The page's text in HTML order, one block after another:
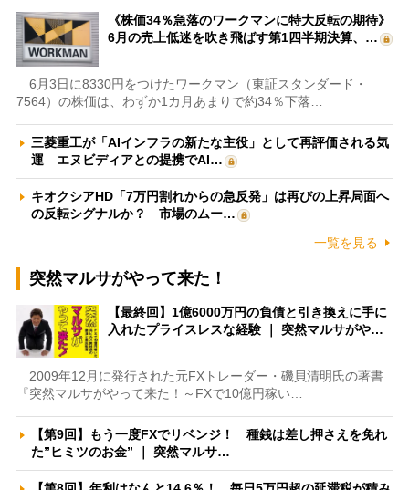
《株価34％急落のワークマンに特大反転の期待》
6月の売上低迷を吹き飛ばす第1四半期決算、…
6月3日に8330円をつけたワークマン（東証スタンダード・
7564）の株価は、わずか1カ月あまりで約34％下落…
三菱重工が「AIインフラの新たな主役」として再評価される気
運 エヌビディアとの提携でAI…
キオクシアHD「7万円割れからの急反発」は再びの上昇局面へ
の反転シグナルか？ 市場のムー…
一覧を見る
突然マルサがやって来た！
【最終回】1億6000万円の負債と引き換えに手に
入れたプライスレスな経験 ｜ 突然マルサがや…
2009年12月に発行された元FXトレーダー・磯貝清明氏の著書
『突然マルサがやって来た！～FXで10億円稼い…
【第9回】もう一度FXでリベンジ！ 種銭は差し押さえを免れ
た”ヒミツのお金” ｜ 突然マルサ…